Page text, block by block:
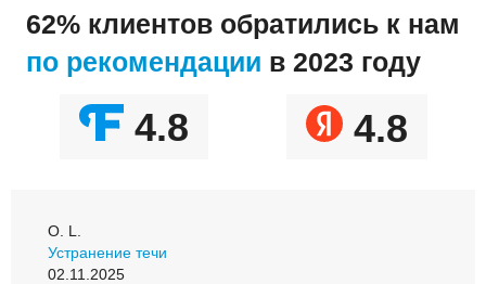
62% клиентов обратились к нам
по рекомендации в 2023 году
4.8 4.8
О. L.
Устранение течи
02.11.2025